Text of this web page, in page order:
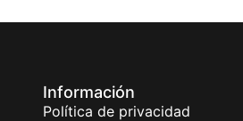
Información
Política de privacidad